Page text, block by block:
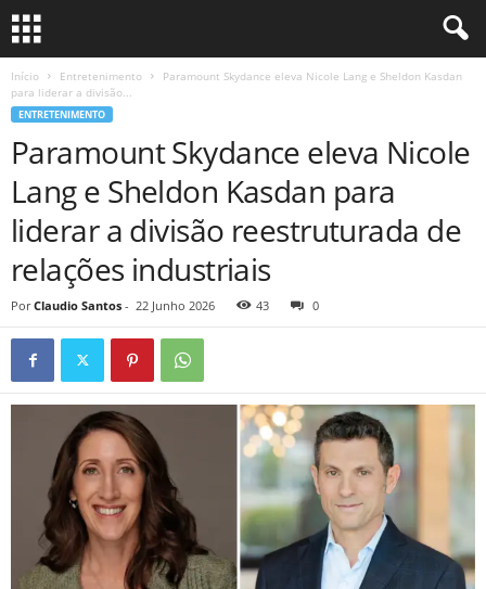
Início Entretenimento
Paramount Skydance eleva Nicole Lang e Sheldon Kasdan
para liderar a divisão...
ENTRETENIMENTO
Paramount Skydance eleva Nicole
Lang e Sheldon Kasdan para
liderar a divisão reestruturada de
relações industriais
Por Claudio Santos - 22 Junho 2026 43 0